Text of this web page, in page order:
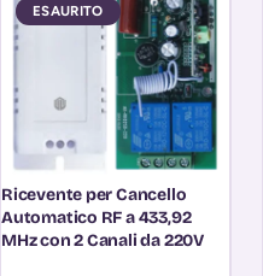
ESAURITO
Ricevente per Cancello
Automatico RF a 433,92
MHz con 2 Canali da 220V